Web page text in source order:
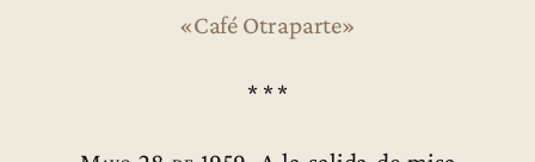
«Café Otraparte»
* * *